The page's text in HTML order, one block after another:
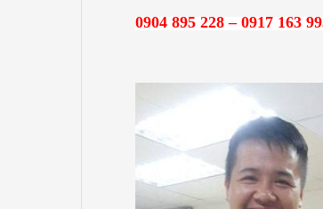
ế
:
0904 895 228 – 0917 163